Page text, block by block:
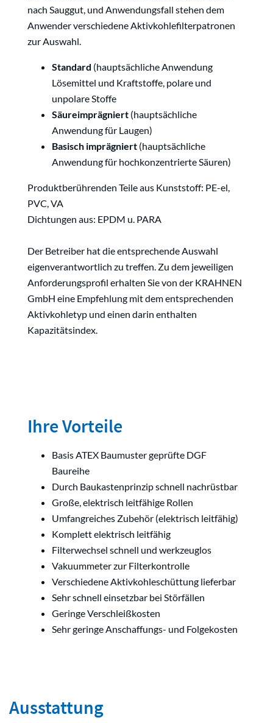
nach Sauggut, und Anwendungsfall stehen dem
Anwender verschiedene Aktivkohlefilterpatronen
zur Auswahl.
Standard (hauptsächliche Anwendung
Lösemittel und Kraftstoffe, polare und
unpolare Stoffe
Säureimprägniert (hauptsächliche
Anwendung für Laugen)
Basisch imprägniert (hauptsächliche
Anwendung für hochkonzentrierte Säuren)
Produktberührenden Teile aus Kunststoff: PE-el,
PVC, VA
Dichtungen aus: EPDM u. PARA
Der Betreiber hat die entsprechende Auswahl
eigenverantwortlich zu treffen. Zu dem jeweiligen
Anforderungsprofil erhalten Sie von der KRAHNEN
GmbH eine Empfehlung mit dem entsprechenden
Aktivkohletyp und einen darin enthalten
Kapazitätsindex.
Ihre Vorteile
Basis ATEX Baumuster geprüfte DGF
Baureihe
Durch Baukastenprinzip schnell nachrüstbar
Große, elektrisch leitfähige Rollen
Umfangreiches Zubehör (elektrisch leitfähig)
Komplett elektrisch leitfähig
Filterwechsel schnell und werkzeuglos
Vakuummeter zur Filterkontrolle
Verschiedene Aktivkohleschüttung lieferbar
Sehr schnell einsetzbar bei Störfällen
Geringe Verschleißkosten
Sehr geringe Anschaffungs- und Folgekosten
Ausstattung